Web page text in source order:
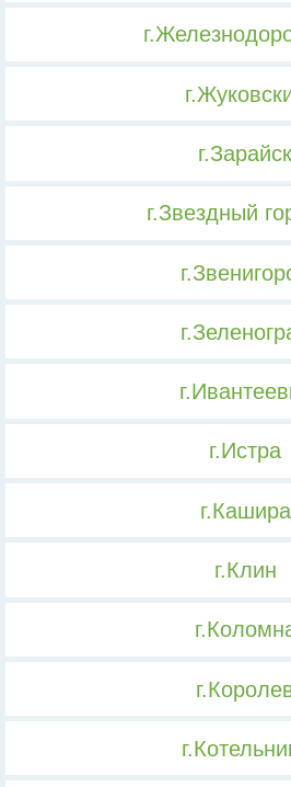
г.Зарайск
г.Звездный
г.Истра
г.Кашира
г.Клин